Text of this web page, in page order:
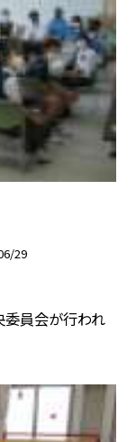
29
委員会が行われ